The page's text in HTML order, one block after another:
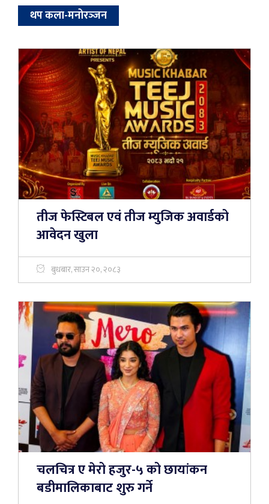
थप कला-मनोरञ्‍जन
तीज फेस्टिबल एवं तीज म्युजिक अवार्डको
आवेदन खुला
बुधबार, साउन २०, २०८३
चलचित्र ए मेरो हजुर-५ को छायांकन
बडीमालिकाबाट शुरु गर्ने